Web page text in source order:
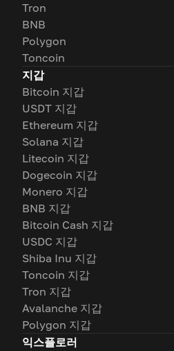
Tron
BNB
Polygon
Toncoin
지갑
Bitcoin 지갑
USDT 지갑
Ethereum 지갑
Solana 지갑
Litecoin 지갑
Dogecoin 지갑
Monero 지갑
BNB 지갑
Bitcoin Cash 지갑
USDC 지갑
Shiba Inu 지갑
Toncoin 지갑
Tron 지갑
Avalanche 지갑
Polygon 지갑
익스플로러